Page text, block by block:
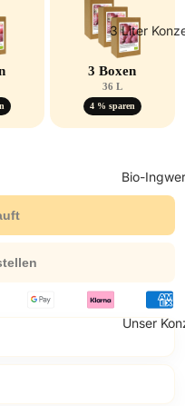
3 Liter
Bio-
Unser
haltbar
3 Boxen
36 L
4 % sparen